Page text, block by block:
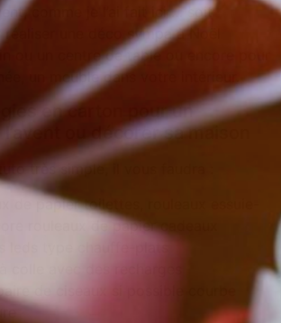
comme je l’ai fait ici … soit
réaliser une déco sympa à Noël
ou un centre de table ou encore pour
un meuble dans votre intérieur.
en carton pour un
ou décorer sa maison
très simple, il vous faudra :
de papier toilettes, rouleaux essuie-
rouleaux de papier cadeaux
colle avec des recharges
de ciseaux si possible courbe